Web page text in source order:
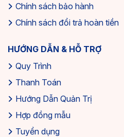
Chính sách bảo hành
Chính sách đổi trả hoàn tiền
HƯỚNG DẪN & HỖ TRỢ
Quy Trình
Thanh Toán
Hướng Dẫn Quản Trị
Hợp đồng mẫu
Tuyển dụng